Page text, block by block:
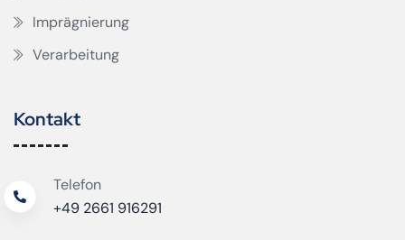
Imprägnierung
Verarbeitung
Kontakt
Telefon
+49 2661 916291